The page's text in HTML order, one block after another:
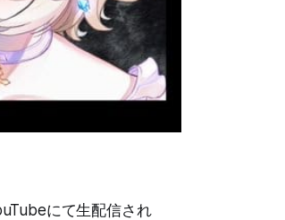
にて生配信され